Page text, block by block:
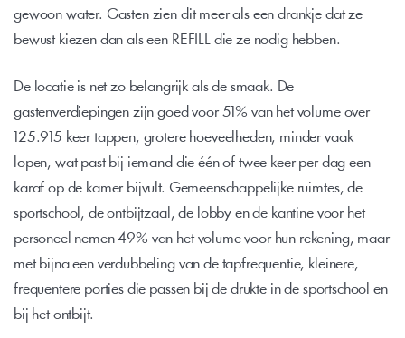
gewoon water. Gasten zien dit meer als een drankje dat ze
bewust kiezen dan als een REFILL die ze nodig hebben.
De locatie is net zo belangrijk als de smaak. De
gastenverdiepingen zijn goed voor 51% van het volume over
125.915 keer tappen, grotere hoeveelheden, minder vaak
lopen, wat past bij iemand die één of twee keer per dag een
karaf op de kamer bijvult. Gemeenschappelijke ruimtes, de
sportschool, de ontbijtzaal, de lobby en de kantine voor het
personeel nemen 49% van het volume voor hun rekening, maar
met bijna een verdubbeling van de tapfrequentie, kleinere,
frequentere porties die passen bij de drukte in de sportschool en
bij het ontbijt.